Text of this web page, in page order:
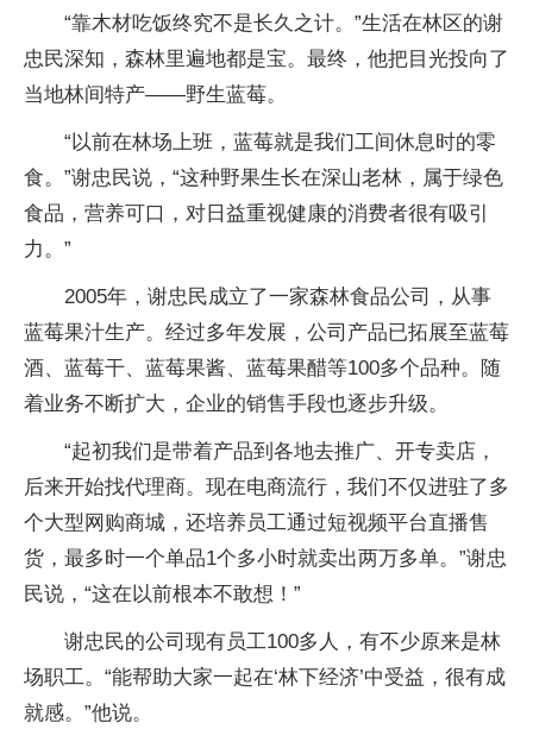
“靠木材吃饭终究不是长久之计。”生活在林区的谢
忠民深知，森林里遍地都是宝。最终，他把目光投向了
当地林间特产——野生蓝莓。
“以前在林场上班，蓝莓就是我们工间休息时的零
食。”谢忠民说，“这种野果生长在深山老林，属于绿色
食品，营养可口，对日益重视健康的消费者很有吸引
力。”
2005年，谢忠民成立了一家森林食品公司，从事
蓝莓果汁生产。经过多年发展，公司产品已拓展至蓝莓
酒、蓝莓干、蓝莓果酱、蓝莓果醋等100多个品种。随
着业务不断扩大，企业的销售手段也逐步升级。
“起初我们是带着产品到各地去推广、开专卖店，
后来开始找代理商。现在电商流行，我们不仅进驻了多
个大型网购商城，还培养员工通过短视频平台直播售
货，最多时一个单品1个多小时就卖出两万多单。”谢忠
民说，“这在以前根本不敢想！”
谢忠民的公司现有员工100多人，有不少原来是林
场职工。“能帮助大家一起在‘林下经济’中受益，很有成
就感。”他说。